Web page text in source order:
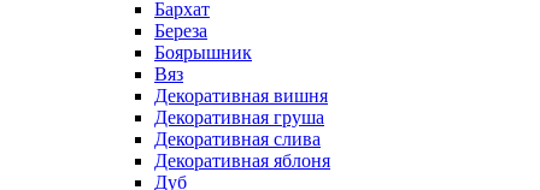
Бархат
Береза
Боярышник
Вяз
Декоративная вишня
Декоративная груша
Декоративная слива
Декоративная яблоня
Дуб